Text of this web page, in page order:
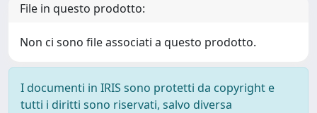
File in questo prodotto:
Non ci sono file associati a questo prodotto.
I documenti in IRIS sono protetti da copyright e
tutti i diritti sono riservati, salvo diversa